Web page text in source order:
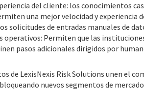
del cliente: los conocimientos
una mejor velocidad y experiencia
solicitudes de entradas manuales de
operativos: Permiten que las
pasos adicionales dirigidos por
de LexisNexis Risk Solutions unen el
nuevos segmentos de